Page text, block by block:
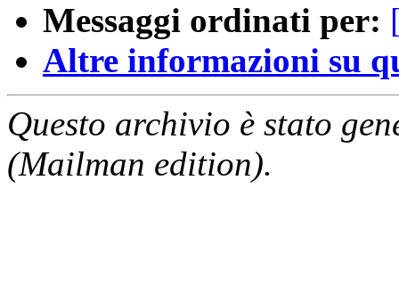
Messaggi ordinati per:
Altre informazioni su
Questo archivio è stato
(Mailman edition).